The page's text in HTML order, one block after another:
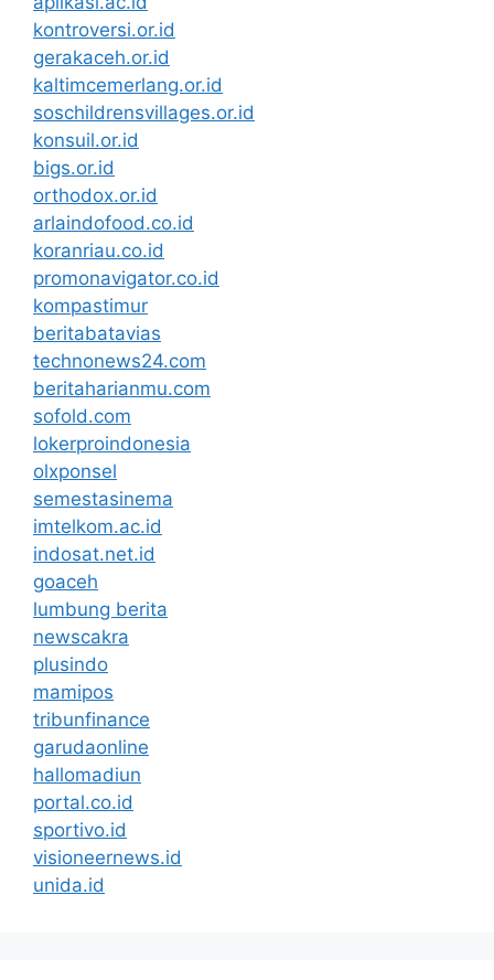
kontroversi.or.id
gerakaceh.or.id
kaltimcemerlang.or.id
soschildrensvillages.or.id
konsuil.or.id
bigs.or.id
orthodox.or.id
arlaindofood.co.id
koranriau.co.id
promonavigator.co.id
kompastimur
beritabatavias
technonews24.com
beritaharianmu.com
sofold.com
lokerproindonesia
olxponsel
semestasinema
imtelkom.ac.id
indosat.net.id
goaceh
lumbung berita
newscakra
plusindo
mamipos
tribunfinance
garudaonline
hallomadiun
portal.co.id
sportivo.id
visioneernews.id
unida.id